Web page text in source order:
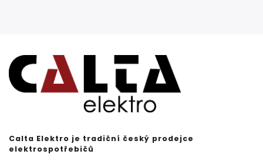
Calta Elektro je tradiční český prodejce
elektrospotřebičů